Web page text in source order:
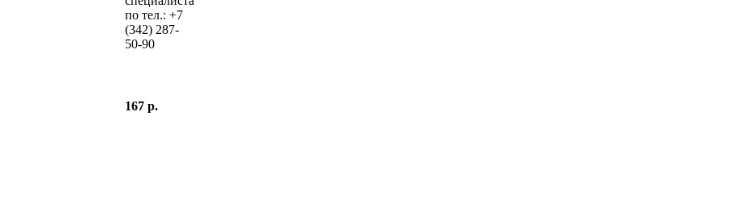
по тел.: +7
(342) 287-
50-90
167 р.